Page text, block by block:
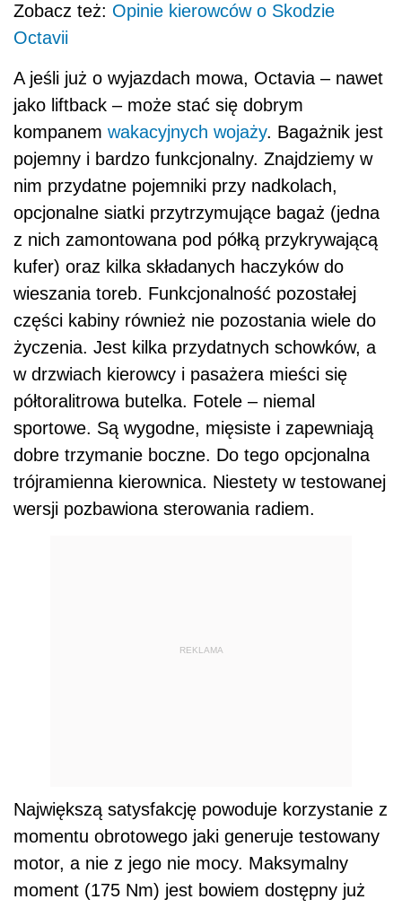
Zobacz też: Opinie kierowców o Skodzie
Octavii
A jeśli już o wyjazdach mowa, Octavia – nawet
jako liftback – może stać się dobrym
kompanem wakacyjnych wojaży. Bagażnik jest
pojemny i bardzo funkcjonalny. Znajdziemy w
nim przydatne pojemniki przy nadkolach,
opcjonalne siatki przytrzymujące bagaż (jedna
z nich zamontowana pod półką przykrywającą
kufer) oraz kilka składanych haczyków do
wieszania toreb. Funkcjonalność pozostałej
części kabiny również nie pozostania wiele do
życzenia. Jest kilka przydatnych schowków, a
w drzwiach kierowcy i pasażera mieści się
półtoralitrowa butelka. Fotele – niemal
sportowe. Są wygodne, mięsiste i zapewniają
dobre trzymanie boczne. Do tego opcjonalna
trójramienna kierownica. Niestety w testowanej
wersji pozbawiona sterowania radiem.
REKLAMA
Największą satysfakcję powoduje korzystanie z
momentu obrotowego jaki generuje testowany
motor, a nie z jego nie mocy. Maksymalny
moment (175 Nm) jest bowiem dostępny już